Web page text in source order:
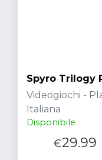
Spyro Trilogy
Videogiochi -
Italiana
Disponibile
€29.99